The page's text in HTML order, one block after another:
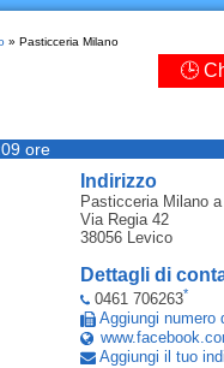
» Pasticceria Milano
🕒
ore
Indirizzo
Pasticceria Milanoa
Via Regia 42
38056 Levico
Dettagli di
0461 706263*
Aggiungi numero
Aggiungi il tuo